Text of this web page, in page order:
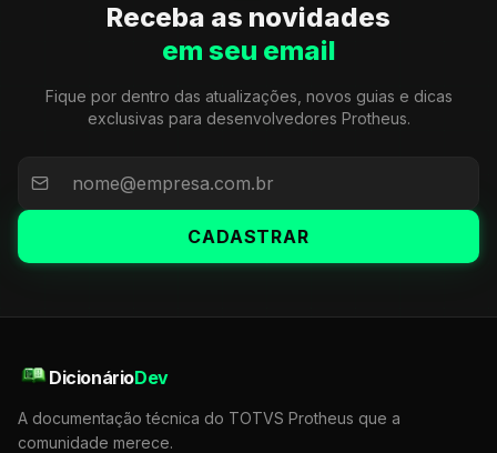
Receba as novidades
em seu email
Fique por dentro das atualizações, novos guias e dicas
exclusivas para desenvolvedores Protheus.
CADASTRAR
DicionárioDev
A documentação técnica do TOTVS Protheus que a
comunidade merece.